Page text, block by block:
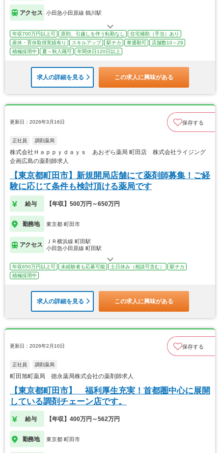
アクセス 小田急小田原線 鶴川駅
年収700万円以上可 原則、引越しを伴う転勤なし
住宅補助（手当）あり
産休・育休取得実績有り
スキルアップ 駅チカ 車通勤可
店舗数10～29
積極採用中
夏～秋入職可 年間休日120日以上
求人の詳細を見る この求人に興味がある
更新日：2026年3月16日 保存する
正社員 調剤薬局
株式会社Ｈａｐｐｙｄａｙｓ あおぞら薬局 町田店 株式会社ライジング
企画広島の薬剤師求人
【東京都町田市】新規開局店舗にて薬剤師募集！ご経
験に応じて条件も検討頂ける薬局です
給与 【年収】500万円～650万円
勤務地 東京都 町田市
アクセス
ＪＲ横浜線 町田駅
小田急小田原線 町田駅
年収650万円以上可 未経験者も応募可能 土日休み（相談可含む）
駅チカ
積極採用中
求人の詳細を見る この求人に興味がある
更新日：2026年2月10日 保存する
正社員 調剤薬局
町田旭町薬局 徳永薬局株式会社の薬剤師求人
【東京都町田市】 福利厚生充実！首都圏中心に展開
している調剤チェーン店です。
給与 【年収】400万円～562万円
勤務地 東京都 町田市